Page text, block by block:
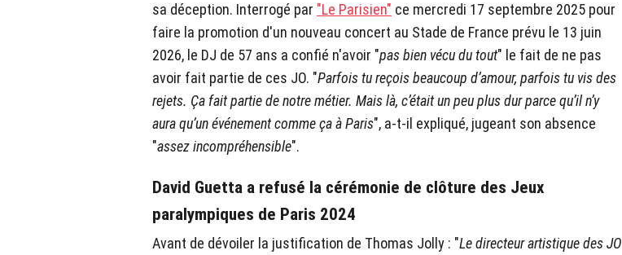
sa déception. Interrogé par "Le Parisien" ce mercredi 17 septembre 2025 pour
faire la promotion d'un nouveau concert au Stade de France prévu le 13 juin
2026, le DJ de 57 ans a confié n'avoir "pas bien vécu du tout" le fait de ne pas
avoir fait partie de ces JO. "Parfois tu reçois beaucoup d’amour, parfois tu vis des
rejets. Ça fait partie de notre métier. Mais là, c’était un peu plus dur parce qu’il n’y
aura qu’un événement comme ça à Paris", a-t-il expliqué, jugeant son absence
"assez incompréhensible".
David Guetta a refusé la cérémonie de clôture des Jeux
paralympiques de Paris 2024
Avant de dévoiler la justification de Thomas Jolly : "Le directeur artistique des JO